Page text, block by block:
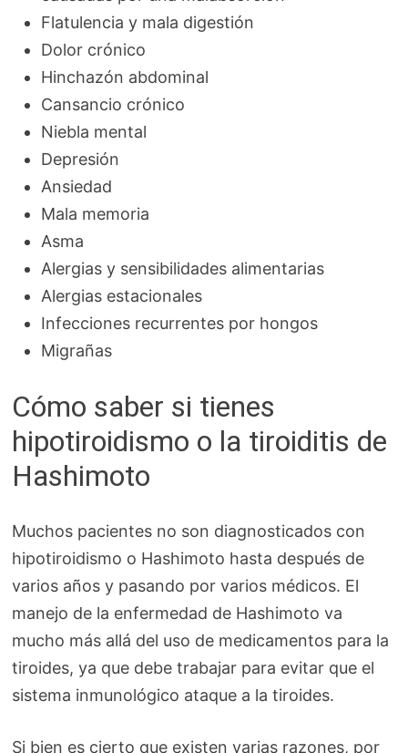
Flatulencia y mala digestión
Dolor crónico
Hinchazón abdominal
Cansancio crónico
Niebla mental
Depresión
Ansiedad
Mala memoria
Asma
Alergias y sensibilidades alimentarias
Alergias estacionales
Infecciones recurrentes por hongos
Migrañas
Cómo saber si tienes
hipotiroidismo o la tiroiditis de
Hashimoto
Muchos pacientes no son diagnosticados con
hipotiroidismo o Hashimoto hasta después de
varios años y pasando por varios médicos. El
manejo de la enfermedad de Hashimoto va
mucho más allá del uso de medicamentos para la
tiroides, ya que debe trabajar para evitar que el
sistema inmunológico ataque a la tiroides.
Si bien es cierto que existen varias razones, por